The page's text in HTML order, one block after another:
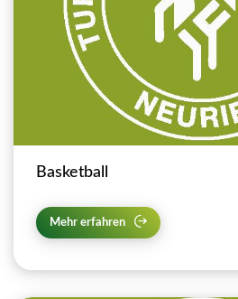
Basketball
Mehr erfahren